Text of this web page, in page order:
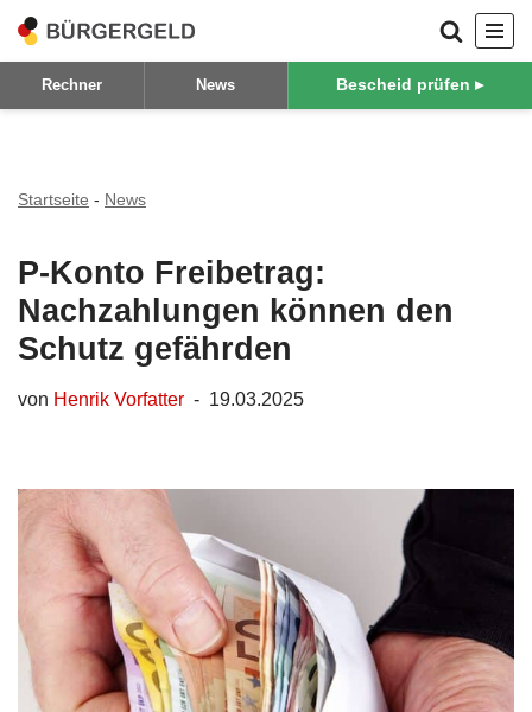
Zum
Inhalt
Rechner News Bescheid prüfen ▸
Startseite - News
P-Konto Freibetrag:
Nachzahlungen können den
Schutz gefährden
von Henrik Vorfatter 19.03.2025